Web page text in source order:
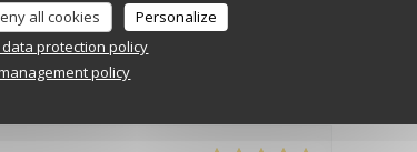
all cookies
Personalize
protection policy
policy
: 5/5 Ambiance